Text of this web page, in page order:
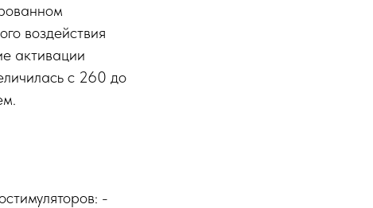
воздействия
активации
с 260 до
-